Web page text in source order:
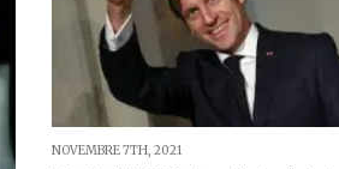
NOVEMBRE 7TH, 2021